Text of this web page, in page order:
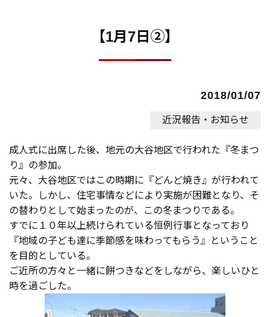
【1月7日②】
2018/01/07
近況報告・お知らせ
成人式に出席した後、地元の大谷地区で行われた『冬まつ
り』の参加。
元々、大谷地区ではこの時期に『どんど焼き』が行われて
いた。しかし、住宅事情などにより実施が困難となり、そ
の替わりとして始まったのが、この冬まつりである。
すでに１０年以上続けられている恒例行事となっており
『地域の子ども達に季節感を味わってもらう』ということ
を目的としている。
ご近所の方々と一緒に餅つきなどをしながら、楽しいひと
時を過ごした。